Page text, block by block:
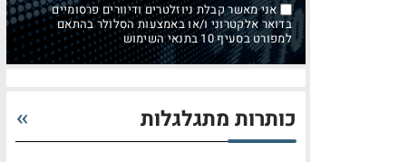
אני מאשר קבלת ניוזלטרים ודיוורים פרסומיים
בדואר אלקטרוני ו/או באמצעות הסלולר בהתאם
למפורט בסעיף 10 בתנאי השימוש
כותרות מתגלגלות